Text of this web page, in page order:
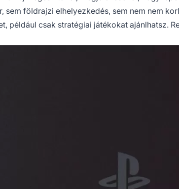
sem földrajzi elhelyezkedés, sem nem nem
például csak stratégiai játékokat ajánlhatsz.